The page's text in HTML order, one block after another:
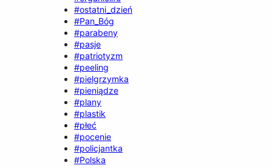
#ostatni_dzień
#Pan_Bóg
#parabeny
#pasje
#patriotyzm
#peeling
#pielgrzymka
#pieniądze
#plany
#plastik
#płeć
#pocenie
#policjantka
#Polska